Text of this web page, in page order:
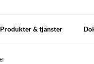
Produkter & tjänster